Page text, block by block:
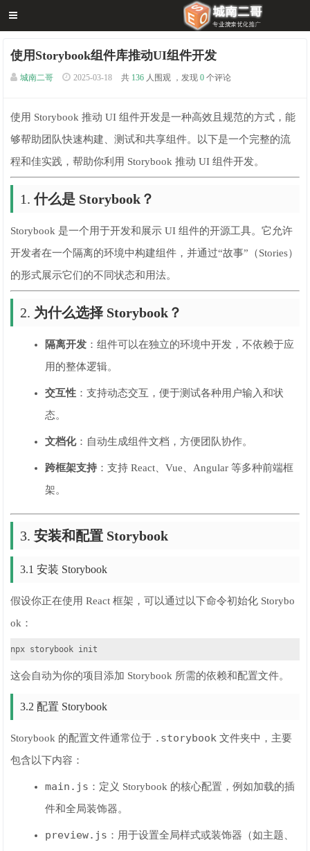
使用Storybook组件库推动UI组件开发
城南二哥 2025-03-18 共 136 人围观 ，发现 0 个评论
使用 Storybook 推动 UI 组件开发是一种高效且规范的方式，能
够帮助团队快速构建、测试和共享组件。以下是一个完整的流
程和佳实践，帮助你利用 Storybook 推动 UI 组件开发。
1.什么是 Storybook？
Storybook 是一个用于开发和展示 UI 组件的开源工具。它允许
开发者在一个隔离的环境中构建组件，并通过“故事”（Stories）
的形式展示它们的不同状态和用法。
2. 为什么选择 Storybook？
隔离开发 ：组件可以在独立的环境中开发，不依赖于应
用的整体逻辑。
交互性 ：支持动态交互，便于测试各种用户输入和状
态。
文档化：自动生成组件文档，方便团队协作。
跨框架支持：支持 React、Vue、Angular 等多种前端框
架。
3.安装和配置 Storybook
3.1 安装 Storybook
假设你正在使用 React 框架，可以通过以下命令初始化 Storybo
ok：
npx storybook init
这会自动为你的项目添加 Storybook 所需的依赖和配置文件。
3.2 配置 Storybook
Storybook 的配置文件通常位于 .storybook 文件夹中，主要
包含以下内容：
main.js ：定义 Storybook 的核心配置，例如加载的插
件和全局装饰器。
preview.js ：用于设置全局样式或装饰器（如主题、